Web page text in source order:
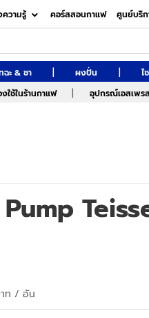
วามรู้ คอร์สสอนกาแฟ ศูนย์บริก
ฉะ & ชา | ผงปั่น | ไ
งใช้ในร้านกาแฟ | อุปกรณ์เอสเพร
ท / อัน